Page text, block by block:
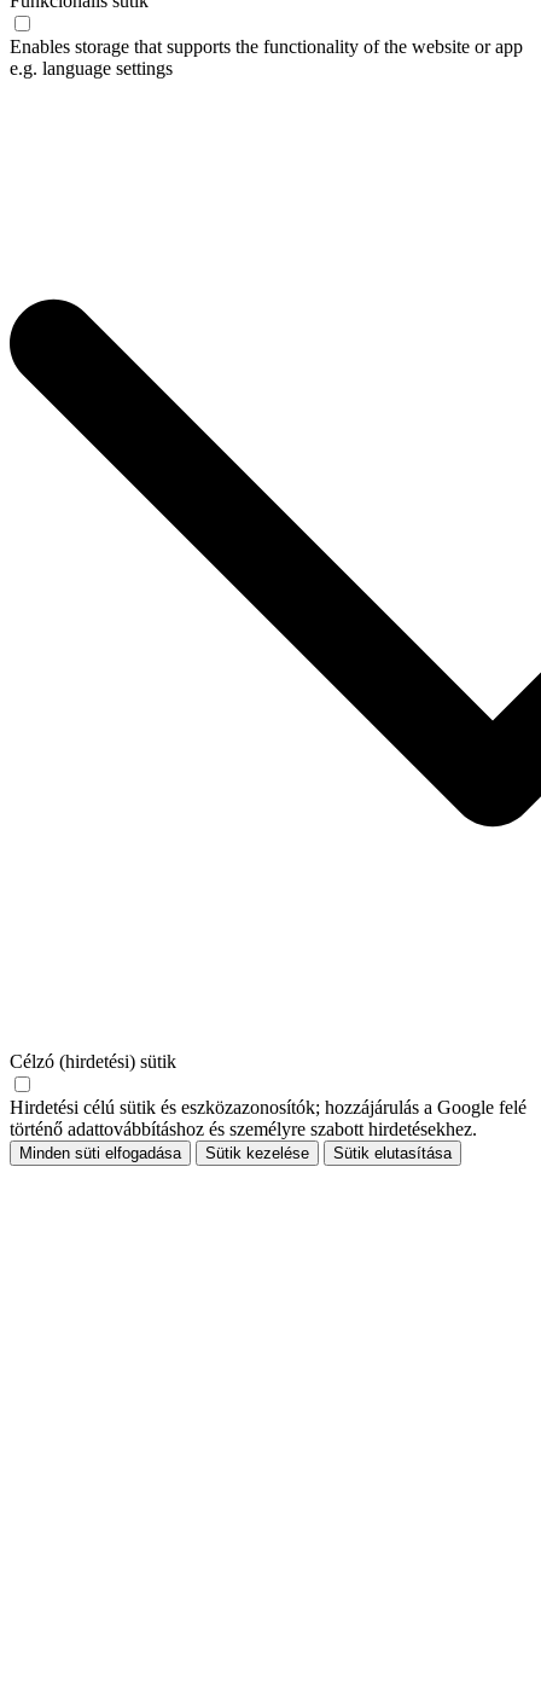
Enables storage that supports the functionality of the website or app
e.g. language settings
Célzó (hirdetési) sütik
Hirdetési célú sütik és eszközazonosítók; hozzájárulás a Google felé
történő adattovábbításhoz és személyre szabott hirdetésekhez.
Minden süti elfogadása Sütik kezelése Sütik elutasítása